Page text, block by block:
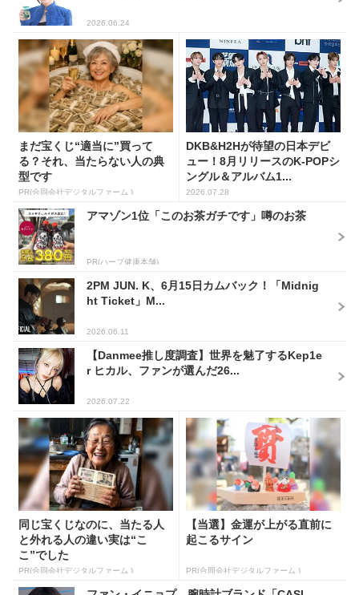
2026.06.24
まだ宝くじ“適当に”買って
る？それ、当たらない人の典
型です
PR(合同会社デジタルファーム )
DKB&H2Hが待望の日本デビ
ュー！8月リリースのK-POPシ
ングル＆アルバム1...
2026.07.28
アマゾン1位「このお茶ガチです」噂のお茶
PR(ハーブ健康本舗)
2PM JUN. K、6月15日カムバック！「Midnig
ht Ticket」M...
2026.06.11
【Danmee推し度調査】世界を魅了するKep1e
r ヒカル、ファンが選んだ26...
2026.07.22
同じ宝くじなのに、当たる人
と外れる人の違い実は“こ
こ”でした
PR(合同会社デジタルファーム )
【当選】金運が上がる直前に
起こるサイン
PR(合同会社デジタルファーム )